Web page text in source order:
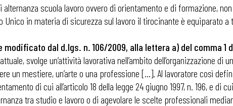
scuola lavoro ovvero di orientamento e di formazione,
Unico in materia di sicurezza sul lavoro il tirocinante è equiparato
modificato dal d.lgs. n. 106/2009, alla lettera a) del comma 1
svolge un’attività lavorativa nell’ambito dell’organizzazione di
un mestiere, un’arte o una professione […]. Al lavoratore così
di cui all’articolo 18 della legge 24 giugno 1997, n. 196, e di
tra studio e lavoro o di agevolare le scelte professionali